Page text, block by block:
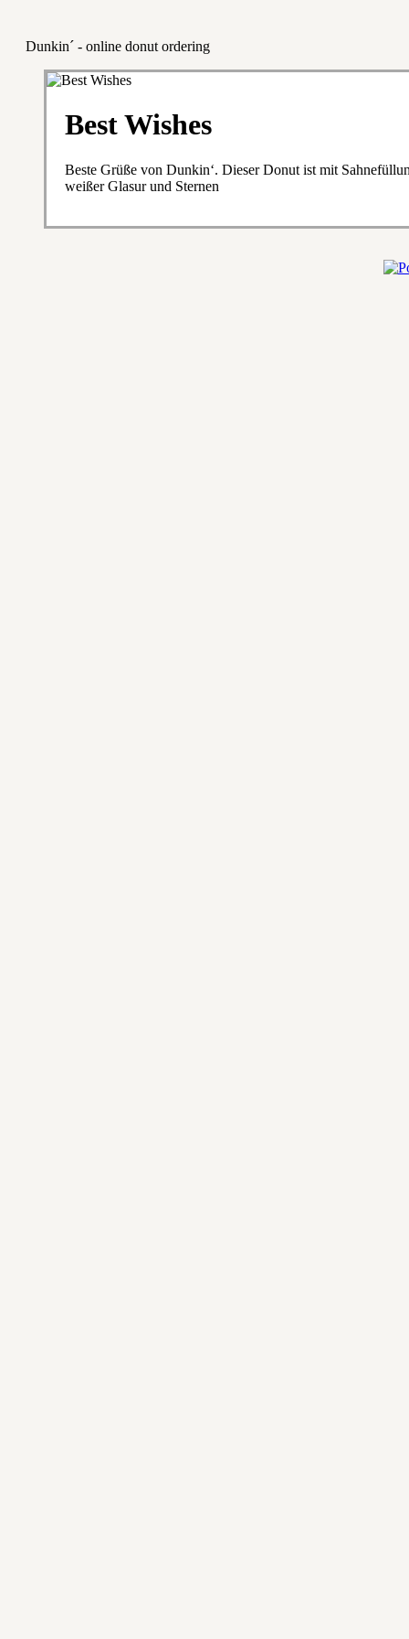
Dunkin´ - online donut ordering
Best Wishes
Beste Grüße von Dunkin‘. Dieser Donut ist mit
weißer Glasur und Sternen